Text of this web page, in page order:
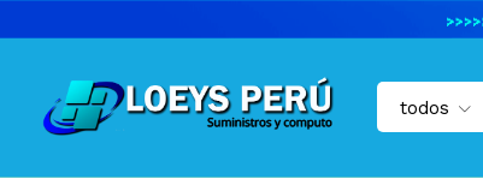
todos
Descripción del producto